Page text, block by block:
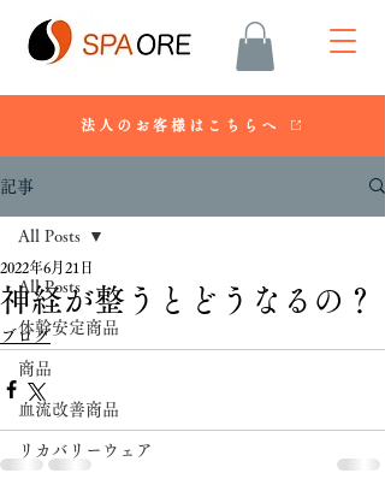
法人のお客様はこちらへ
記事
All Posts
体幹安定商品
商品
血流改善商品
リカバリーウェア
All Posts
神経が整うとどうなるの？
2022年6月21日
ブログ